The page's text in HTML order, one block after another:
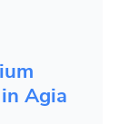
Agia